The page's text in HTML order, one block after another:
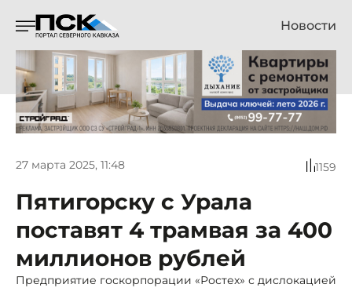
Новости
27 марта 2025, 11:48 1159
Пятигорску с Урала
поставят 4 трамвая за 400
миллионов рублей
Предприятие госкорпорации «Ростех» с дислокацией